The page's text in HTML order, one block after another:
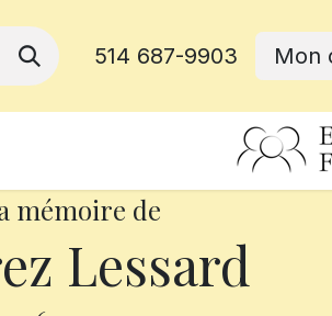
514 687-9903 Mon
mémoire de
Lessard